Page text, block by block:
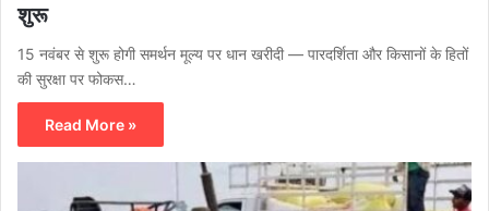
शुरू
15 नवंबर से शुरू होगी समर्थन मूल्य पर धान खरीदी — पारदर्शिता और किसानों के हितों
की सुरक्षा पर फोकस…
Read More »